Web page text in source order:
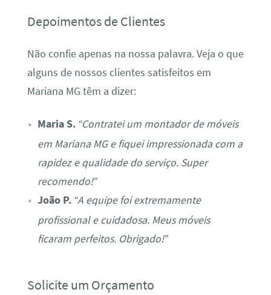
Depoimentos de Clientes
Não confie apenas na nossa palavra. Veja o que
alguns de nossos clientes satisfeitos em
Mariana MG têm a dizer:
Maria S. “Contratei um montador de móveis
em Mariana MG e fiquei impressionada com a
rapidez e qualidade do serviço. Super
recomendo!”
João P. “A equipe foi extremamente
profissional e cuidadosa. Meus móveis
ficaram perfeitos. Obrigado!”
Solicite um Orçamento